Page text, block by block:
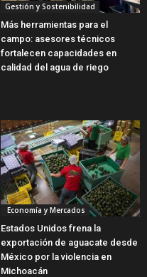
Gestión y Sostenibilidad
Más herramientas para el
campo: asesores técnicos
fortalecen capacidades en
calidad del agua de riego
Economía y Mercados
Estados Unidos frena la
exportación de aguacate desde
México por la violencia en
Michoacán